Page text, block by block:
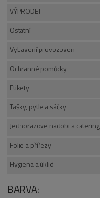
VÝPRODEJ
Ostatní
Vybavení provozoven
Ochranné pomůcky
Etikety
Tašky, pytle a sáčky
Jednorázové nádobí a catering
Folie a přířezy
Hygiena a úklid
BARVA: